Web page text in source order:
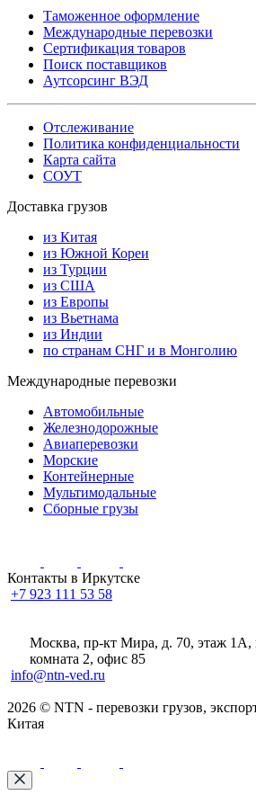
Таможенное оформление
Международные перевозки
Сертификация товаров
Поиск поставщиков
Аутсорсинг ВЭД
Отслеживание
Политика конфиденциальности
Карта сайта
СОУТ
Доставка грузов
из Китая
из Южной Кореи
из Турции
из США
из Европы
из Вьетнама
из Индии
по странам СНГ и в Монголию
Международные перевозки
Автомобильные
Железнодорожные
Авиаперевозки
Морские
Контейнерные
Мультимодальные
Сборные грузы
Контакты в Иркутске
+7 923 111 53 58
Москва, пр-кт Мира, д. 70, этаж 1А,
комната 2, офис 85
info@ntn-ved.ru
2026 © NTN - перевозки грузов,
Китая